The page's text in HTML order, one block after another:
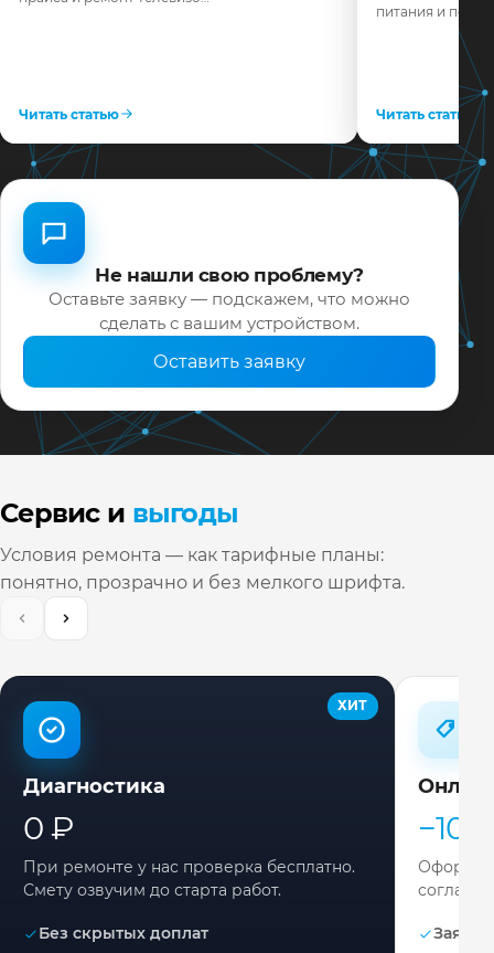
Читать статью
питания и
Читать статью
Не нашли свою проблему?
Оставьте заявку — подскажем, что можно
сделать с вашим устройством.
Оставить заявку
Сервис и выгоды
Условия ремонта — как тарифные планы:
понятно, прозрачно и без мелкого шрифта.
ХИТ
Диагностика
0 ₽
При ремонте у нас проверка бесплатно.
Смету озвучим до старта работ.
Без скрытых доплат
−10%
Заявка